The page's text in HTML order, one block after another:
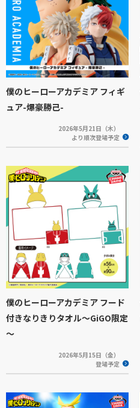
僕のヒーローアカデミア フィギ
ュア-爆豪勝己-
2026年5月21日（木）
より順次登場予定
僕のヒーローアカデミア フード
付きなりきりタオル～GiGO限定
～
2026年5月15日（金）
登場予定